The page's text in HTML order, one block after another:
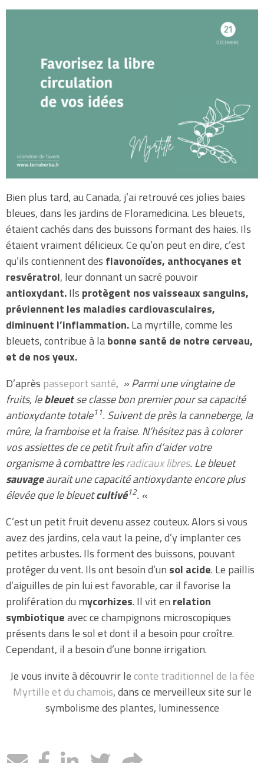
Bien plus tard, au Canada, j’ai retrouvé ces jolies baies
bleues, dans les jardins de Floramedicina. Les bleuets,
étaient cachés dans des buissons formant des haies. Ils
étaient vraiment délicieux. Ce qu’on peut en dire, c’est
qu’ils contiennent des flavonoïdes, anthocyanes et
resvératrol, leur donnant un sacré pouvoir
antioxydant.Ils protègent nos vaisseaux sanguins,
préviennent les maladies cardiovasculaires,
diminuent l’inflammation.La myrtille, comme les
bleuets, contribue à labonne santé de notre cerveau,
et de nos yeux.
D’après passeport santé, » Parmi une vingtaine de
fruits, lebleuetse classe bon premier pour sa capacité
antioxydante totale11. Suivent de près la canneberge, la
mûre, la framboise et la fraise. N’hésitez pas à colorer
vos assiettes de ce petit fruit afin d’aider votre
organisme à combattre lesradicaux libres. Le bleuet
sauvageaurait une capacité antioxydante encore plus
élevée que le bleuetcultivé12. «
C’est un petit fruit devenu assez couteux. Alors si vous
avez des jardins, cela vaut la peine, d’y implanter ces
petites arbustes. Ils forment des buissons, pouvant
protéger du vent. Ils ont besoin d’un sol acide. Le paillis
d’aiguilles de pin lui est favorable, car il favorise la
prolifération du mycorhizes. Il vit en relation
symbiotiqueavec ce champignons microscopiques
présents dans le sol et dont il a besoin pour croître.
Cependant, il a besoin d’une bonne irrigation.
Je vous invite à découvrir leconte traditionnel de la fée
Myrtille et du chamois, dans ce merveilleux site sur le
symbolisme des plantes, luminessence